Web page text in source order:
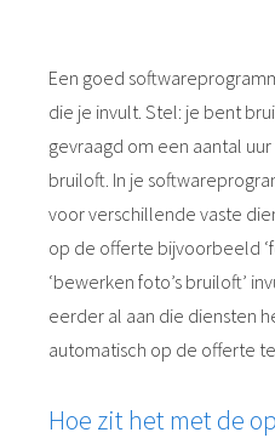
Een goed
die je invult. Stel: je bent
gevraagd om een aantal
bruiloft. In je
voor verschillende vaste
op de offerte bijvoorbeeld
‘bewerken foto’s bruiloft’
eerder al aan die diensten
automatisch op de offerte
Hoe zit het met de